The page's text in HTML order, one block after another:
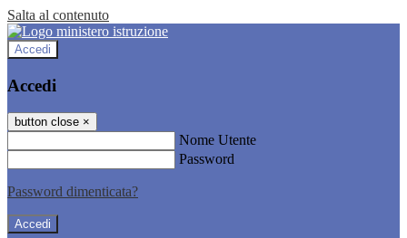
Salta al contenuto
Accedi
Accedi
button close ×
Nome Utente
Password
Password dimenticata?